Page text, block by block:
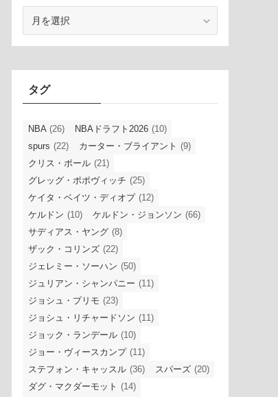
ブ
タグ
NBA (26) NBAドラフト2026 (10)
spurs (22) カーター・ブライアント (9)
クリス・ポール (21)
グレッグ・ポポヴィッチ (25)
ケイタ・ベイツ・ディオプ (12)
ケルドン (10) ケルドン・ジョンソン (66)
サディアス・ヤング (8)
ザック・コリンズ (22)
ジェレミー・ソーハン (50)
ジュリアン・シャンパニー (11)
ジョシュ・プリモ (23)
ジョシュ・リチャードソン (11)
ジョック・ランデール (10)
ジョー・ヴィースカンプ (11)
ステフォン・キャッスル (36) スパーズ (20)
ダグ・マクダーモット (14)